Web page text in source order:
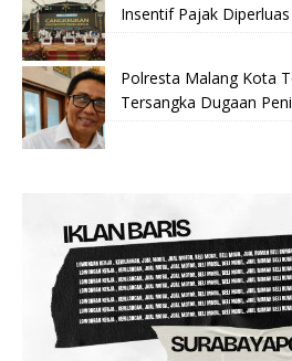
Insentif Pajak
Polresta Malang Kota
Tersangka Dugaan